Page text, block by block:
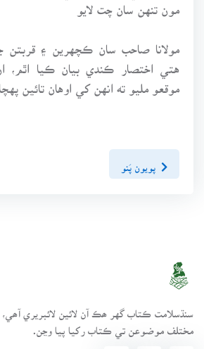
مون تنهن سان چت لايو
مولانا صاحب سان ڪچهرين ۽ قربتن
هتي اختصار ڪندي بيان ڪيا
موقعو مليو ته انهن کي اوهان تائين
پويون پَنو
مختلف موضوعن تي ڪتاب رکيا پيا وڃن.